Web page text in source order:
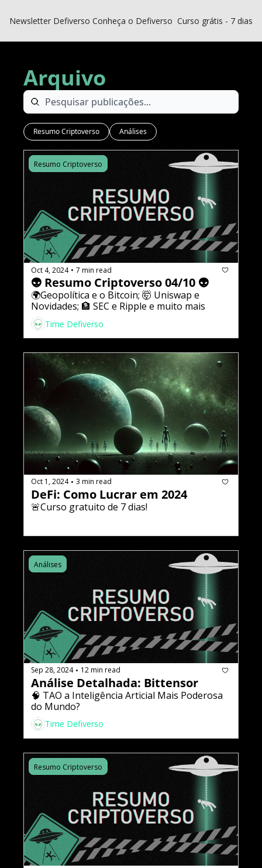
Newsletter Defiverso Conheça o Defiverso Curso grátis - 7 dias
Arquivo
Resumo Criptoverso Análises
Resumo Criptoverso
Oct 4, 2024 • 7 min read
👽 Resumo Criptoverso 04/10 👽
🌍Geopolítica e o Bitcoin; 🤯 Uniswap e
Novidades; 🏦 SEC e Ripple e muito mais
Time Defiverso
Oct 1, 2024 • 3 min read
DeFi: Como Lucrar em 2024
🚨Curso gratuito de 7 dias!
Análises
Sep 28, 2024 • 12 min read
Análise Detalhada: Bittensor
🧠 TAO a Inteligência Artificial Mais Poderosa
do Mundo?
Time Defiverso
Resumo Criptoverso